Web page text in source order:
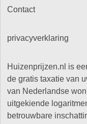
Contact
privacyverklaring
Huizenprijzen.nl is
de gratis taxatie van
van Nederlandse
uitgekiende
betrouwbare